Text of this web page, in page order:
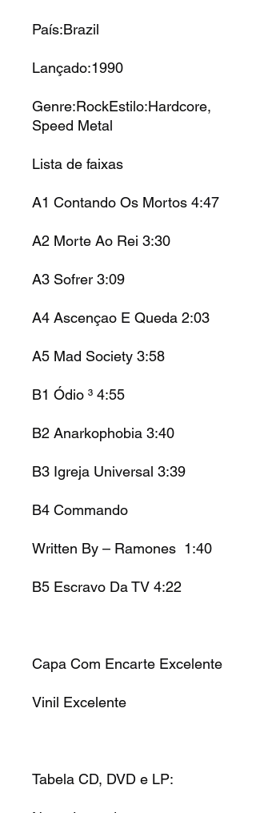
País:Brazil
Lançado:1990
Genre:RockEstilo:Hardcore,
Speed Metal
Lista de faixas
A1 Contando Os Mortos 4:47
A2 Morte Ao Rei 3:30
A3 Sofrer 3:09
A4 Ascençao E Queda 2:03
A5 Mad Society 3:58
B1 Ódio ³ 4:55
B2 Anarkophobia 3:40
B3 Igreja Universal 3:39
B4 Commando
Written By – Ramones 1:40
B5 Escravo Da TV 4:22
Capa Com Encarte Excelente
Vinil Excelente
Tabela CD, DVD e LP: